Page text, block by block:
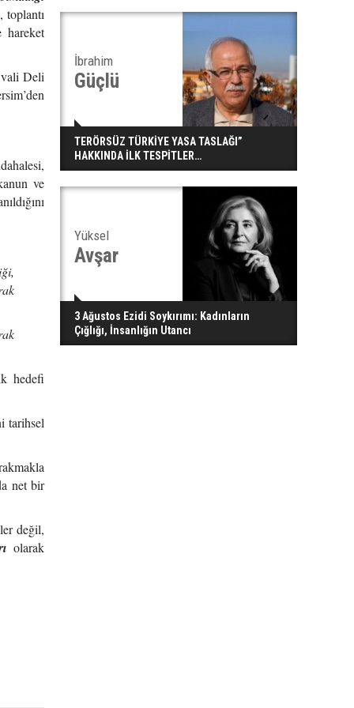
hareket
vali Deli
ve
hedefi
tarihsel
net bir
değil,
olarak
İbrahim
Güçlü
TERÖRSÜZ TÜRKİYE YASA TASLAĞI”
HAKKINDA İLK TESPİTLER…
Yüksel
Avşar
3 Ağustos Ezidi Soykırımı: Kadınların
Çığlığı, İnsanlığın Utancı